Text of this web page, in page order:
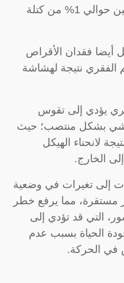
يفقد الجسم بدءا من سن الأربعين حوالي ‫%1 من كتلة
أيضا فقدان الأقراص
الفقري نتيجة لهشاشة
يؤدي إلى تقوس
بشكل منتصب؛ حيث
‫لانحناء الهيكل
الخارج.
إلى تغيرات في وضعية
مستقرة، مما يرفع خطر
التي قد ‫تؤدي إلى
الحياة بسبب عدم
في الحركة.